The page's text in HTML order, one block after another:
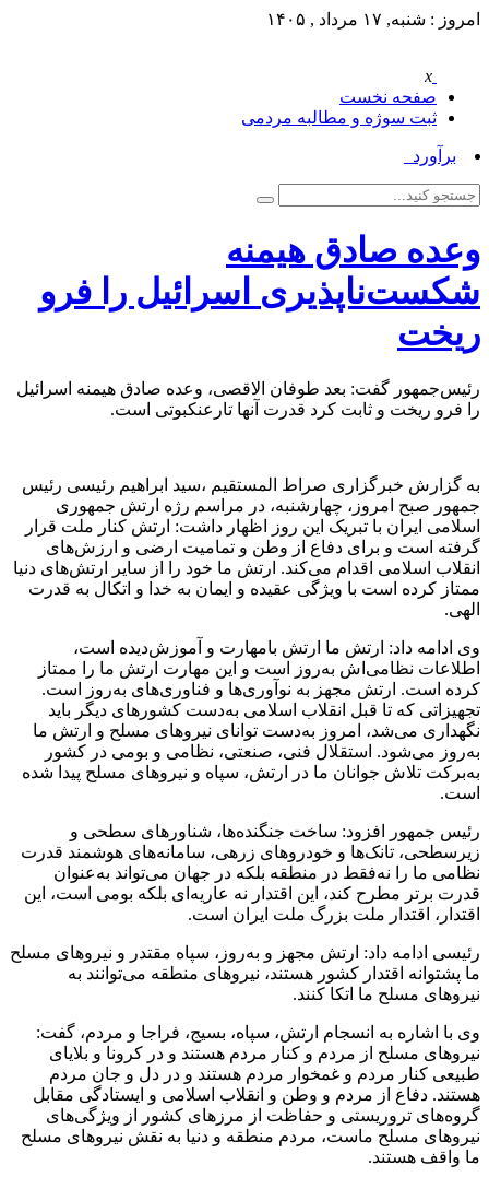
امروز : شنبه, ۱۷ مرداد , ۱۴۰۵
x
صفحه نخست
ثبت سوژه و مطالبه مردمی
برآورد حد_
وعده صادق هیمنه
شکست‌ناپذیری اسرائیل را فرو
ریخت
رئیس‌جمهور گفت: بعد طوفان الاقصی، وعده صادق هیمنه اسرائیل
را فرو ریخت و ثابت کرد قدرت آنها تارعنکبوتی است.
به گزارش خبرگزاری صراط المستقیم ،سید ابراهیم رئیسی رئیس
جمهور صبح امروز، چهارشنبه، در مراسم رژه ارتش جمهوری
اسلامی ایران با تبریک این روز اظهار داشت: ارتش کنار ملت قرار
گرفته است و برای دفاع از وطن و تمامیت ارضی و ارزش‌های
انقلاب اسلامی اقدام می‌کند. ارتش ما خود را از سایر ارتش‌های دنیا
ممتاز کرده است با ویژگی عقیده و ایمان به خدا و اتکال به قدرت
الهی.
وی ادامه داد: ارتش ما ارتش بامهارت و آموزش‌دیده است،
اطلاعات نظامی‌اش به‌روز است و این مهارت ارتش ما را ممتاز
کرده است. ارتش مجهز به نوآوری‌ها و فناوری‌های به‌روز است.
تجهیزاتی که تا قبل انقلاب اسلامی به‌دست کشورهای دیگر باید
نگهداری می‌شد، امروز به‌دست توانای نیروهای مسلح و ارتش ما
به‌روز می‌شود. استقلال فنی، صنعتی، نظامی و بومی در کشور
به‌برکت تلاش جوانان ما در ارتش، سپاه و نیروهای مسلح پیدا شده
است.
رئیس جمهور افزود: ساخت جنگنده‌ها، شناورهای سطحی و
زیرسطحی، تانک‌ها و خودروهای زرهی، سامانه‌های هوشمند قدرت
نظامی ما را نه‌فقط در منطقه بلکه در جهان می‌تواند به‌عنوان
قدرت برتر مطرح کند، این اقتدار نه عاریه‌ای بلکه بومی است، این
اقتدار، اقتدار ملت بزرگ ملت ایران است.
رئیسی ادامه داد: ارتش مجهز و به‌روز، سپاه مقتدر و نیروهای مسلح
ما پشتوانه اقتدار کشور هستند، نیروهای منطقه می‌توانند به
نیروهای مسلح ما اتکا کنند.
وی با اشاره به انسجام ارتش، سپاه، بسیج، فراجا و مردم، گفت:
نیروهای مسلح از مردم و کنار مردم هستند و در کرونا و بلایای
طبیعی کنار مردم و غمخوار مردم هستند و در دل و جان مردم
هستند. دفاع از مردم و وطن و انقلاب اسلامی و ایستادگی مقابل
گروه‌های تروریستی و حفاظت از مرزهای کشور از ویژگی‌های
نیروهای مسلح ماست، مردم منطقه و دنیا به نقش نیروهای مسلح
ما واقف هستند.